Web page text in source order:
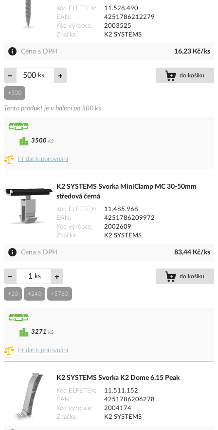
Kód ELFETEX
11.528.490
EAN
4251786212279
Kód výrobce
2003525
Značka
K2 SYSTEMS
Cena s DPH 16,23 Kč/ks
ks do košíku
+500
Tento produkt je v balení po 500 ks
Přidat k porovnání
3500 ks
K2 SYSTEMS Svorka MiniClamp MC 30-50mm
středová černá
Kód ELFETEX
11.485.968
EAN
4251786209972
Kód výrobce
2002609
Značka
K2 SYSTEMS
Cena s DPH 83,44 Kč/ks
ks do košíku
+20 +240 +5760
Přidat k porovnání
3271 ks
K2 SYSTEMS Svorka K2 Dome 6.15 Peak
Kód ELFETEX
11.511.152
EAN
4251786206278
Kód výrobce
2004174
Značka
K2 SYSTEMS